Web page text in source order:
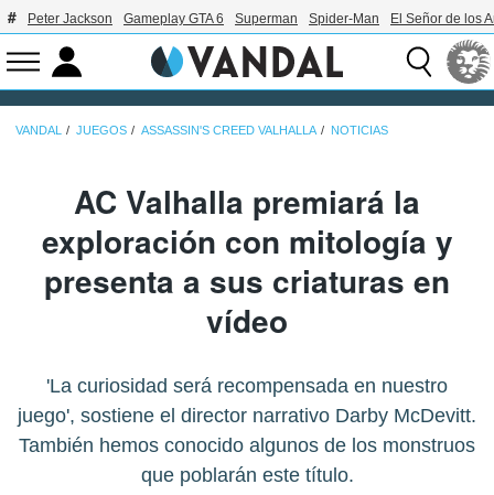
Peter Jackson Gameplay GTA 6 Superman Spider-Man El Señor de los
VANDAL JUEGOS ASSASSIN'S CREED VALHALLA NOTICIAS
AC Valhalla premiará la
exploración con mitología y
presenta a sus criaturas en
vídeo
'La curiosidad será recompensada en nuestro
juego', sostiene el director narrativo Darby McDevitt.
También hemos conocido algunos de los monstruos
que poblarán este título.